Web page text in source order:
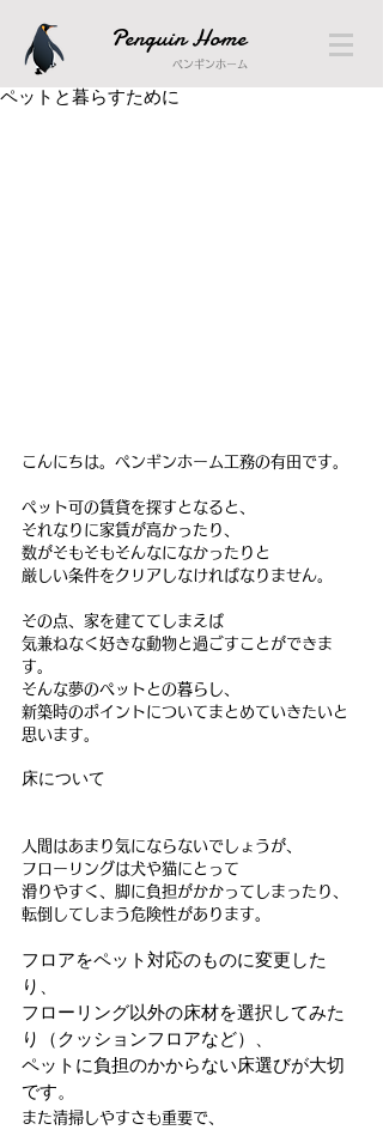
Penguin Home
ペンギンホーム
ペットと暮らすために
こんにちは。ペンギンホーム工務の有田です。
ペット可の賃貸を探すとなると、
それなりに家賃が高かったり、
数がそもそもそんなになかったりと
厳しい条件をクリアしなければなりません。
その点、家を建ててしまえば
気兼ねなく好きな動物と過ごすことができま
す。
そんな夢のペットとの暮らし、
新築時のポイントについてまとめていきたいと
思います。
床について
人間はあまり気にならないでしょうが、
フローリングは犬や猫にとって
滑りやすく、脚に負担がかかってしまったり、
転倒してしまう危険性があります。
フロアをペット対応のものに変更した
り、
フローリング以外の床材を選択してみた
り（クッションフロアなど）、
ペットに負担のかからない床選びが大切
です。
また清掃しやすさも重要で、